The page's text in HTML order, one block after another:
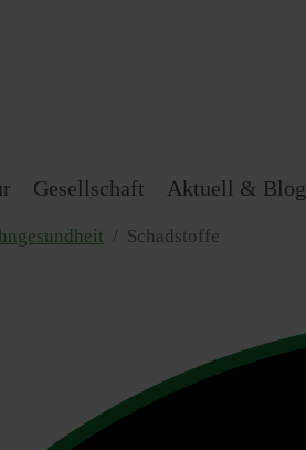
Gesellschaft Aktuell & Blog
Schadstoffe